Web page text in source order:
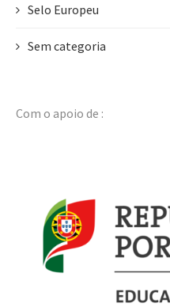
Selo Europeu
Sem categoria
Com o apoio de :